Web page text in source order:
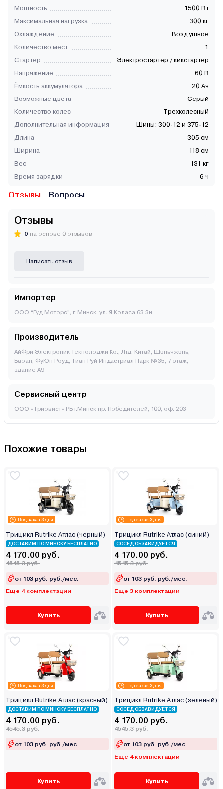
Мощность
1500 Вт
Максимальная нагрузка
300 кг
Охлаждение
Воздушное
Количество мест
1
Стартер
Электростартер / кикстартер
Напряжение
60 В
Ёмкость аккумулятора
20 Ач
Возможные цвета
Серый
Количество колес
Трехколесный
Дополнительная информация
Шины: 300-12 и 375-12
Длина
305 см
Ширина
118 см
Вес
131 кг
Время зарядки
6 ч
Отзывы Вопросы
Отзывы
0 на основе 0 отзывов
Написать отзыв
Импортер
ООО “Гуд Моторс”, г. Минск, ул. Я.Коласа 63 3н
Производитель
АйФри Электроник Текнолоджи Ко., Лтд. Китай, Шэньчжэнь,
Баоан, ФуЮн Роуд, Тиан Руй Индастриал Парк №35, 7 этаж,
здание А9
Сервисный центр
ООО «Триовист» РБ г.Минск пр. Победителей, 100, оф. 203
Похожие товары
Под заказ 3 дня
Трицикл Rutrike Атлас (черный)
ДОСТАВИМ ПО МИНСКУ БЕСПЛАТНО
4 170.00 руб.
4545.3 руб.
от 103 руб. руб./мес.
Еще 4 комплектации
Купить
Под заказ 3 дня
Трицикл Rutrike Атлас (синий)
СОСЕД ОБЗАВИДУЕТСЯ
4 170.00 руб.
4545.3 руб.
от 103 руб. руб./мес.
Еще 3 комплектации
Купить
Под заказ 3 дня
Трицикл Rutrike Атлас (красный)
ДОСТАВИМ ПО МИНСКУ БЕСПЛАТНО
4 170.00 руб.
4545.3 руб.
от 103 руб. руб./мес.
Купить
Под заказ 3 дня
Трицикл Rutrike Атлас (зеленый)
СОСЕД ОБЗАВИДУЕТСЯ
4 170.00 руб.
4545.3 руб.
от 103 руб. руб./мес.
Еще 4 комплектации
Купить